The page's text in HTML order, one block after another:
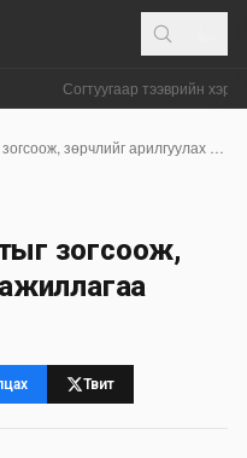
Согтуугаар тээврийн
зогсоож,
ажиллагаа
Твит